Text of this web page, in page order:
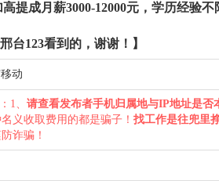
提成月薪3000-12000元，学历经验
台123看到的，谢谢！】
动
1、 请查看发布者手机归属地与IP地址是否
义收取费用的都是骗子！ 找工作是往兜里
诈骗！